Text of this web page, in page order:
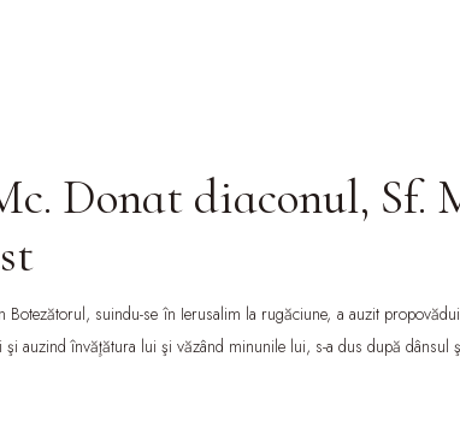
Donat diaconul, Sf.
Botezătorul, suindu-se în Ierusalim la rugăciune, a auzit
auzind învăţătura lui şi văzând minunile lui, s-a dus după